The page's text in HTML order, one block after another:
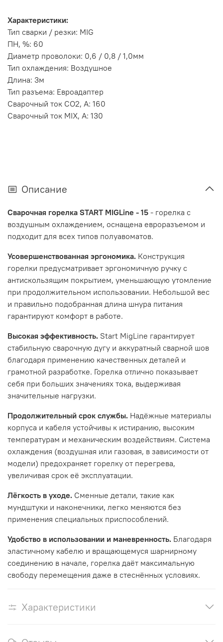
Характеристики:
Тип сварки / резки: MIG
ПН, %: 60
Диаметр проволоки: 0,6 / 0,8 / 1,0мм
Тип охлаждения: Воздушное
Длина: 3м
Тип разъема: Евроадаптер
Сварочный ток CO2, А: 160
Сварочный ток MIX, А: 130
Описание
Сварочная горелка START MIGLine - 15 - горелка с
воздушным охлаждением, оснащена евроразъемом и
подходит для всех типов полуавоматов.
Усовершенствованная эргономика. Конструкция
горелки предусматривает эргономичную ручку с
антискользящим покрытием, уменьшающую утомление
при продолжительном использовании. Небольшой вес
и правильно подобранная длина шнура питания
гарантируют комфорт в работе.
Высокая эффективность. Start MigLine гарантирует
стабильную сварочную дугу и аккуратный сварной шов
благодаря применению качественных деталей и
грамотной разработке. Горелка отлично показывает
себя при больших значениях тока, выдерживая
значительные нагрузки.
Продолжительный срок службы. Надёжные материалы
корпуса и кабеля устойчивы к истиранию, высоким
температурам и механическим воздействиям. Система
охлаждения (воздушная или газовая, в зависимости от
модели) предохраняет горелку от перегрева,
увеличивая срок её эксплуатации.
Лёгкость в уходе. Сменные детали, такие как
мундштуки и наконечники, легко меняются без
применения специальных приспособлений.
Удобство в использовании и маневренность. Благодаря
эластичному кабелю и вращающемуся шарнирному
соединению в начале, горелка даёт максимальную
свободу перемещения даже в стеснённых условиях.
Характеристики